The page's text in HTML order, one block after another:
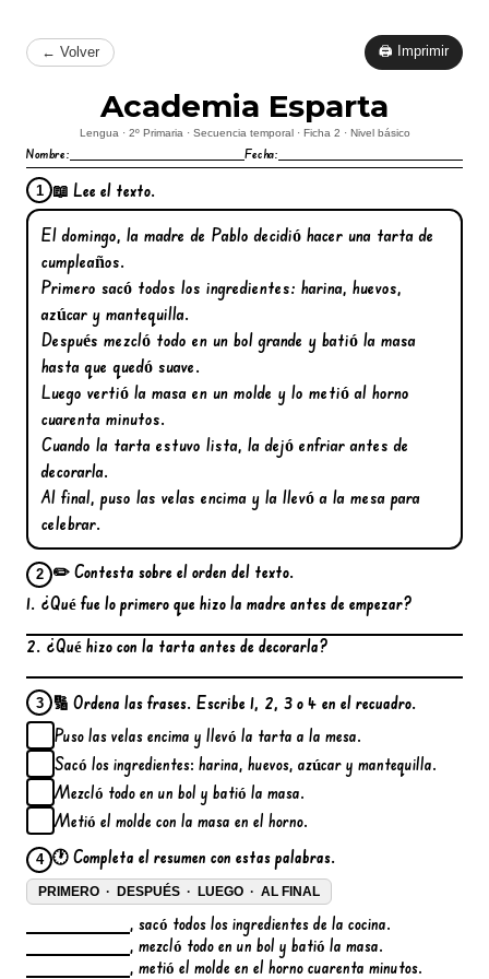
← Volver 🖨 Imprimir
Academia Esparta
Lengua · 2º Primaria · Secuencia temporal · Ficha 2 · Nivel básico
Nombre: Fecha:
1 📖 Lee el texto.
El domingo, la madre de Pablo decidió hacer una tarta de
cumpleaños.
Primero sacó todos los ingredientes: harina, huevos,
azúcar y mantequilla.
Después mezcló todo en un bol grande y batió la masa
hasta que quedó suave.
Luego vertió la masa en un molde y lo metió al horno
cuarenta minutos.
Cuando la tarta estuvo lista, la dejó enfriar antes de
decorarla.
Al final, puso las velas encima y la llevó a la mesa para
celebrar.
2
✏️ Contesta sobre el orden del texto.
1. ¿Qué fue lo primero que hizo la madre antes de empezar?
2. ¿Qué hizo con la tarta antes de decorarla?
3
🔢 Ordena las frases. Escribe 1, 2, 3 o 4 en el recuadro.
Puso las velas encima y llevó la tarta a la mesa.
Sacó los ingredientes: harina, huevos, azúcar y mantequilla.
Mezcló todo en un bol y batió la masa.
Metió el molde con la masa en el horno.
4 🕐 Completa el resumen con estas palabras.
PRIMERO · DESPUÉS · LUEGO · AL FINAL
, sacó todos los ingredientes de la cocina.
, mezcló todo en un bol y batió la masa.
, metió el molde en el horno cuarenta minutos.